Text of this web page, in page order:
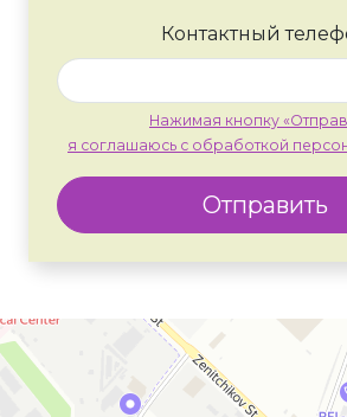
Контактный
Нажимая кнопку
я соглашаюсь с обработкой
Отправить
Москва
Яндекс Карты — транспорт, навигация, поиск